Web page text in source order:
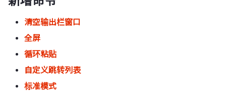
清空输出栏窗口
全屏
循环粘贴
自定义跳转列表
标准模式